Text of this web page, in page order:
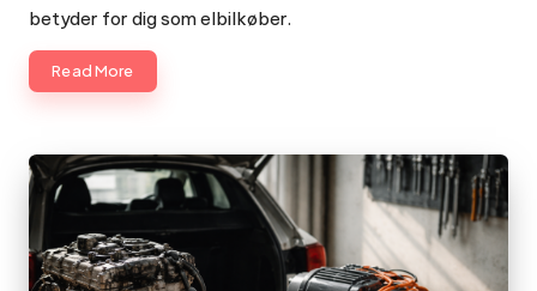
betyder for dig som elbilkøber.
Read More